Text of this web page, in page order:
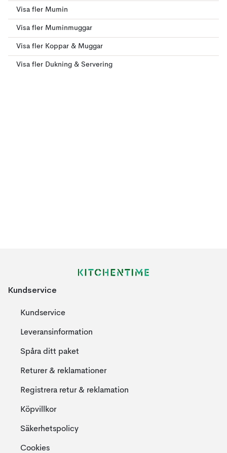
Visa fler Mumin
Visa fler Muminmuggar
Visa fler Koppar & Muggar
Visa fler Dukning & Servering
Kundservice
Kundservice
Leveransinformation
Spåra ditt paket
Returer & reklamationer
Registrera retur & reklamation
Köpvillkor
Säkerhetspolicy
Cookies